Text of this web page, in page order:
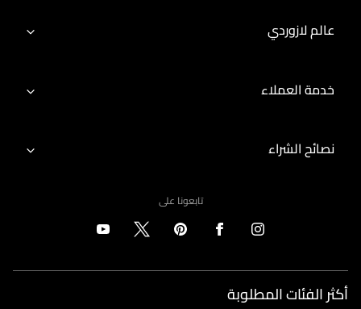
عالم لازوردي
خدمة العملاء
نصائح الشراء
تابعونا على
أكثر الفئات المطلوبة